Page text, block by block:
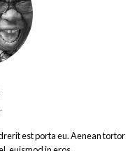
est porta eu. Aenean tortor